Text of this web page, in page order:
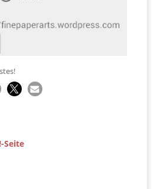
Seite